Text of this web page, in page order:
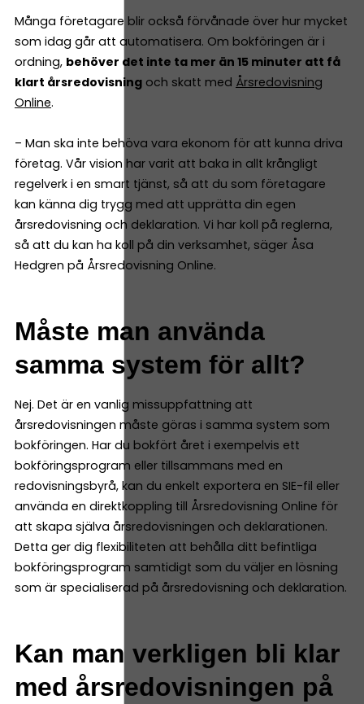
Många företagare blir också förvånade över hur mycket
som idag går att automatisera. Om bokföringen är i
ordning, behöver det inte ta mer än 15 minuter att få
klart årsredovisning och skatt med Årsredovisning
Online.
– Man ska inte behöva vara ekonom för att kunna driva
företag. Vår vision har varit att baka in allt krångligt
regelverk i en smart tjänst, så att du som företagare
kan känna dig trygg med att upprätta din egen
årsredovisning och deklaration. Vi har koll på reglerna,
så att du kan ha koll på din verksamhet, säger Åsa
Hedgren på Årsredovisning Online.
Måste man använda
samma system för allt?
Nej. Det är en vanlig missuppfattning att
årsredovisningen måste göras i samma system som
bokföringen. Har du bokfört året i exempelvis ett
bokföringsprogram eller tillsammans med en
redovisningsbyrå, kan du enkelt exportera en SIE-fil eller
använda en direktkoppling till Årsredovisning Online för
att skapa själva årsredovisningen och deklarationen.
Detta ger dig flexibiliteten att behålla ditt befintliga
bokföringsprogram samtidigt som du väljer en lösning
som är specialiserad på årsredovisning och deklaration.
Kan man verkligen bli klar
med årsredovisningen på